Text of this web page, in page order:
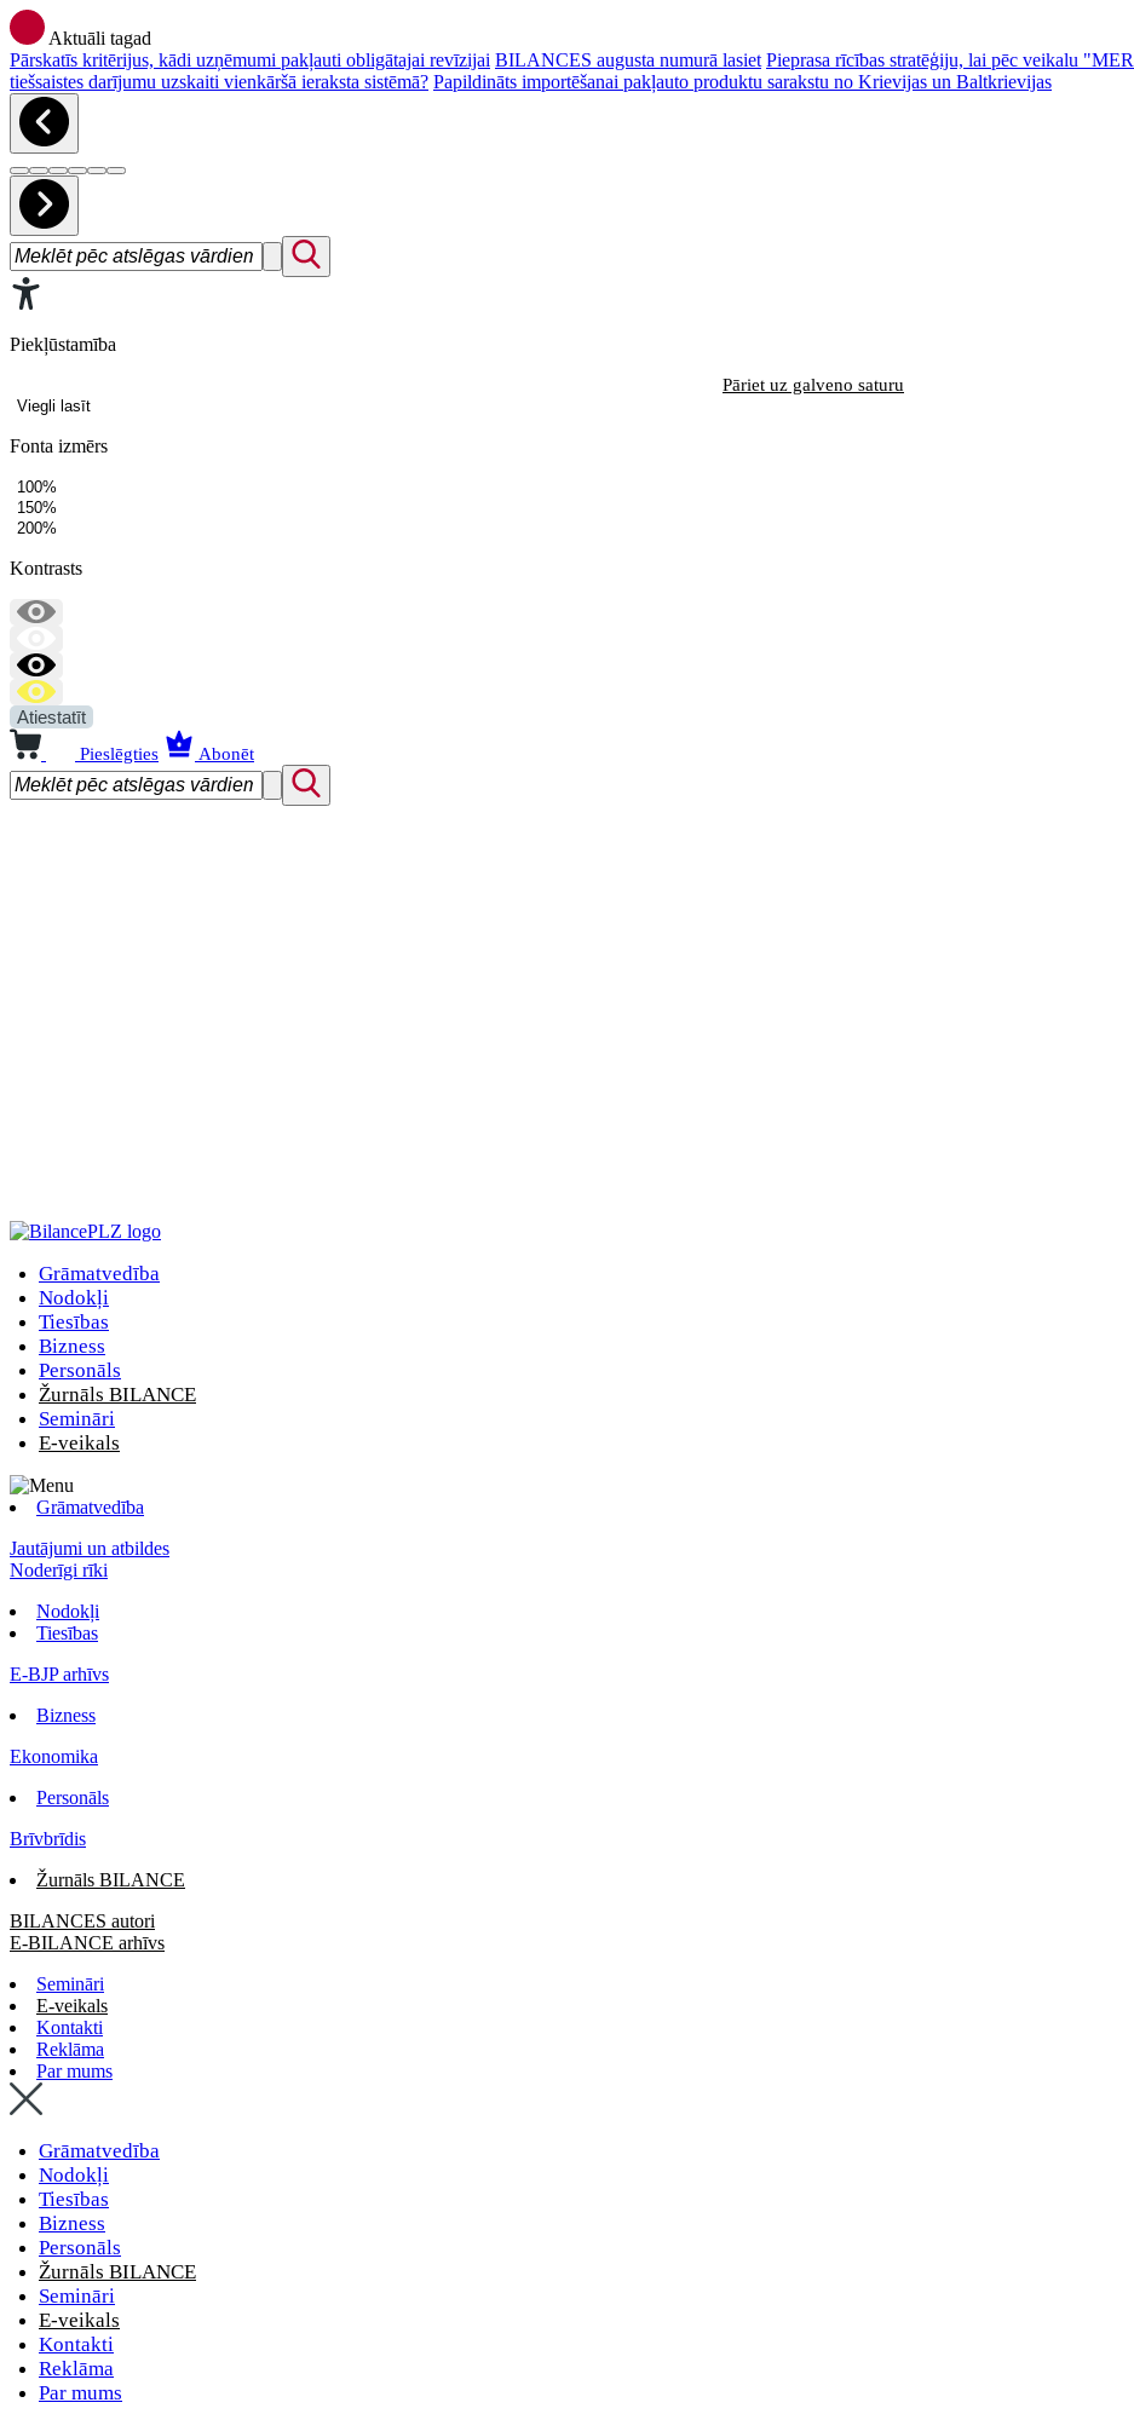
Aktuāli tagad
Pārskatīs kritērijus, kādi uzņēmumi pakļauti obligātajai revīzijai BILANCES augusta numurā lasiet Pieprasa rīcības stratēģiju, lai pēc veikalu
tiešsaistes darījumu uzskaiti vienkāršā ieraksta sistēmā? Papildināts importēšanai pakļauto produktu sarakstu no Krievijas un Baltkrievijas
Piekļūstamība
Pāriet uz galveno saturu
Viegli lasīt
Fonta izmērs
100%
150%
200%
Kontrasts
Atiestatīt
Pieslēgties Abonēt
Grāmatvedība
Nodokļi
Tiesības
Bizness
Personāls
Žurnāls BILANCE
Semināri
E-veikals
Grāmatvedība
Jautājumi un atbildes
Noderīgi rīki
Nodokļi
Tiesības
E-BJP arhīvs
Bizness
Ekonomika
Personāls
Brīvbrīdis
Žurnāls BILANCE
BILANCES autori
E-BILANCE arhīvs
Semināri
E-veikals
Kontakti
Reklāma
Par mums
Grāmatvedība
Nodokļi
Tiesības
Bizness
Personāls
Žurnāls BILANCE
Semināri
E-veikals
Kontakti
Reklāma
Par mums